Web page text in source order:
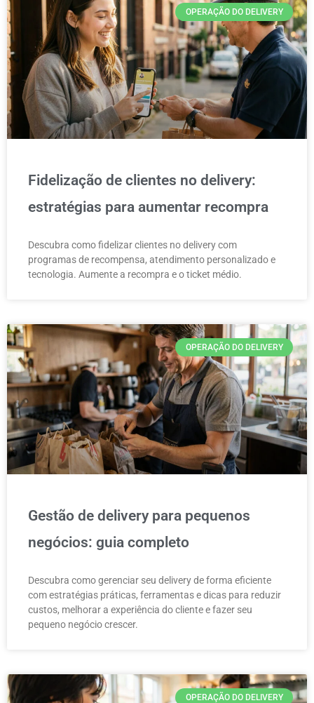
OPERAÇÃO DO DELIVERY
Fidelização de clientes no delivery:
estratégias para aumentar recompra
Descubra como fidelizar clientes no delivery com
programas de recompensa, atendimento personalizado e
tecnologia. Aumente a recompra e o ticket médio.
OPERAÇÃO DO DELIVERY
Gestão de delivery para pequenos
negócios: guia completo
Descubra como gerenciar seu delivery de forma eficiente
com estratégias práticas, ferramentas e dicas para reduzir
custos, melhorar a experiência do cliente e fazer seu
pequeno negócio crescer.
OPERAÇÃO DO DELIVERY